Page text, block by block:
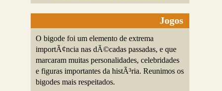
Jogos
O bigode foi um elemento de extrema
importÃ¢ncia nas dÃ©cadas passadas, e que
marcaram muitas personalidades, celebridades
e figuras importantes da histÃ³ria. Reunimos os
bigodes mais respeitados.